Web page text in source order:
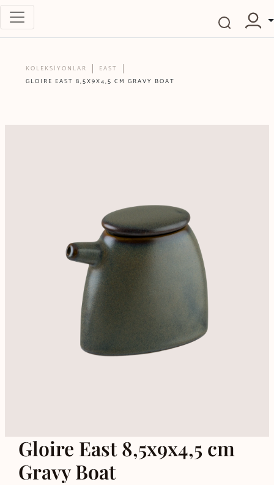
KOLEKSİYONLAR
EAST
GLOIRE EAST 8,5X9X4,5 CM GRAVY BOAT
Gloire East 8,5x9x4,5 cm
Gravy Boat